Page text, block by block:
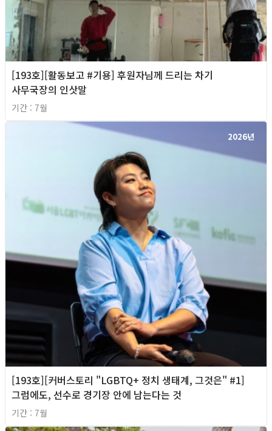
[193호][활동보고 #기용] 후원자님께 드리는 차기
사무국장의 인삿말
기간 : 7월
2026년
[193호][커버스토리 "LGBTQ+ 정치 생태계, 그것은" #1]
그럼에도, 선수로 경기장 안에 남는다는 것
기간 : 7월